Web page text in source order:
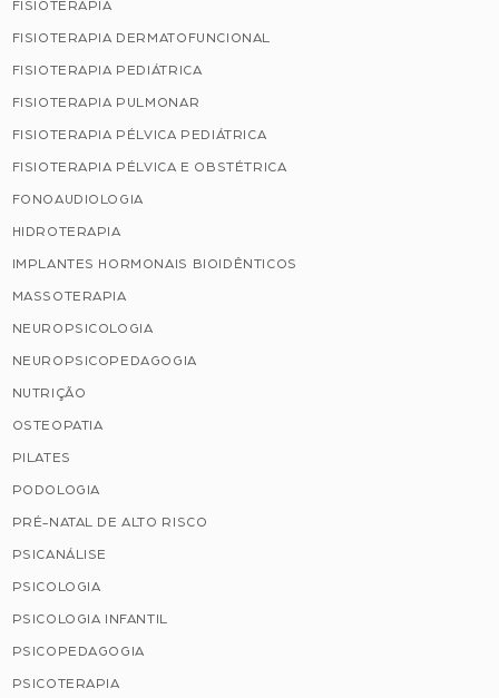
FISIOTERAPIA
FISIOTERAPIA DERMATOFUNCIONAL
FISIOTERAPIA PEDIÁTRICA
FISIOTERAPIA PULMONAR
FISIOTERAPIA PÉLVICA PEDIÁTRICA
FISIOTERAPIA PÉLVICA E OBSTÉTRICA
FONOAUDIOLOGIA
HIDROTERAPIA
IMPLANTES HORMONAIS BIOIDÊNTICOS
MASSOTERAPIA
NEUROPSICOLOGIA
NEUROPSICOPEDAGOGIA
NUTRIÇÃO
OSTEOPATIA
PILATES
PODOLOGIA
PRÉ-NATAL DE ALTO RISCO
PSICANÁLISE
PSICOLOGIA
PSICOLOGIA INFANTIL
PSICOPEDAGOGIA
PSICOTERAPIA